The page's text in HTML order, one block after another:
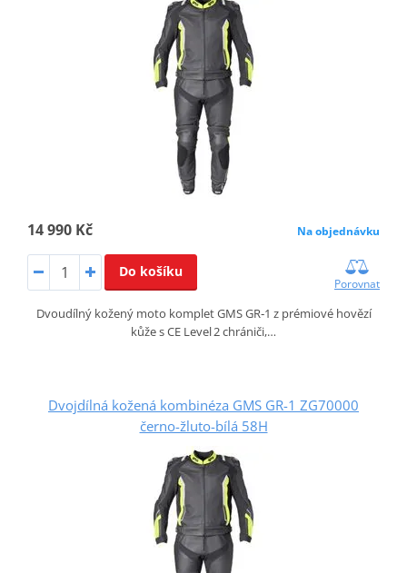
14 990 Kč Na objednávku
Do košíku
Porovnat
Dvoudílný kožený moto komplet GMS GR‑1 z prémiové hovězí
kůže s CE Level 2 chrániči,…
Dvojdílná kožená kombinéza GMS GR-1 ZG70000
černo-žluto-bílá 58H